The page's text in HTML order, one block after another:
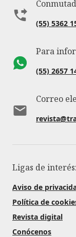
(55) 5362
Para
(55) 2657
Correo
Ligas de interés:
Aviso de
Política de
Revista digital
Conócenos